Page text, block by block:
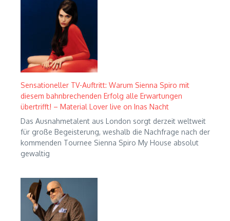
Sensationeller TV-Auftritt: Warum Sienna Spiro mit
diesem bahnbrechenden Erfolg alle Erwartungen
übertrifft! – Material Lover live on Inas Nacht
Das Ausnahmetalent aus London sorgt derzeit weltweit
für große Begeisterung, weshalb die Nachfrage nach der
kommenden Tournee Sienna Spiro My House absolut
gewaltig